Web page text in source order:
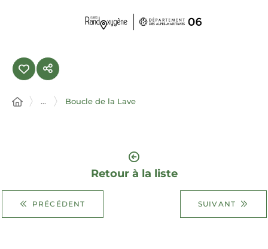
... Boucle de la Lave
PRÉCÉDENT
Retour à la liste
SUIVANT